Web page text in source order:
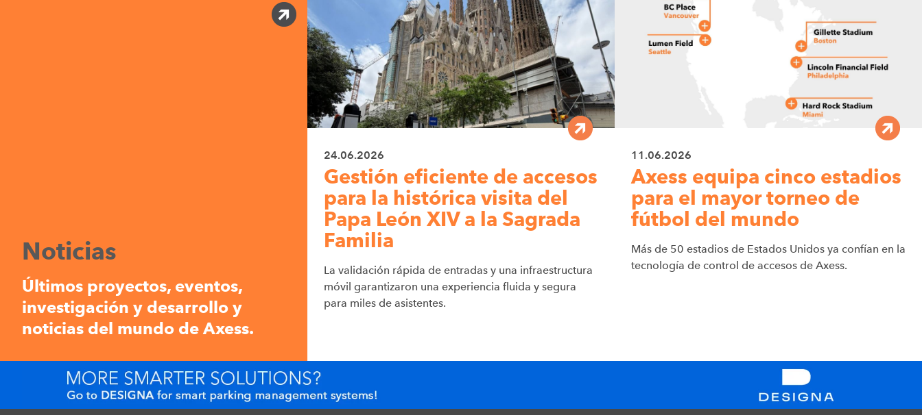
Noticias
Últimos proyectos, eventos,
investigación y desarrollo y
noticias del mundo de Axess.
24.06.2026
Gestión eficiente de accesos
para la histórica visita del
Papa León XIV a la Sagrada
Familia
La validación rápida de entradas y una infraestructura
móvil garantizaron una experiencia fluida y segura
para miles de asistentes.
11.06.2026
Axess equipa cinco estadios
para el mayor torneo de
fútbol del mundo
Más de 50 estadios de Estados Unidos ya confían en la
tecnología de control de accesos de Axess.